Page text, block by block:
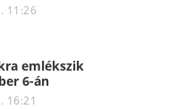
11:26
emlékszik
6-án
16:21